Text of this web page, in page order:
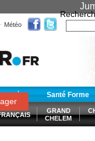
Météo
Santé Forme
GRAND
CHELEM